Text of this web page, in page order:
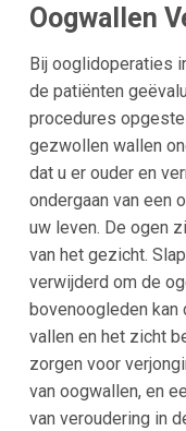
Oogwallen
Bij ooglidoperaties
de patiënten
procedures
gezwollen wallen
dat u er ouder en
ondergaan van een
uw leven. De ogen
van het gezicht.
verwijderd om de
bovenoogleden kan
vallen en het zicht
zorgen voor
van oogwallen, en
van veroudering in